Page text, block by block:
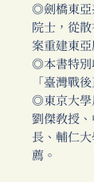
◎劍橋東亞
院士，從
案重建東亞
◎本書特別
「臺灣戰
◎東京大學
劉傑教授
長、輔仁
薦。